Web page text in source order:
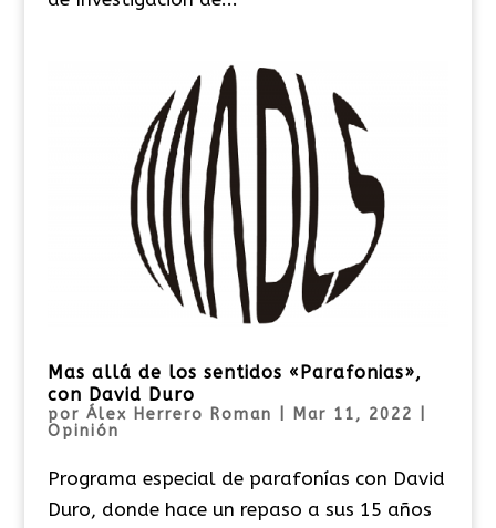
Mas allá de los sentidos «Parafonias»,
con David Duro
por Álex Herrero Roman Mar 11, 2022
Opinión
Programa especial de parafonías con David
Duro, donde hace un repaso a sus 15 años